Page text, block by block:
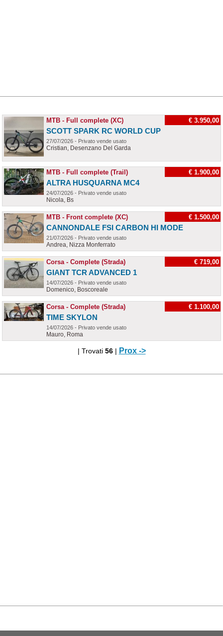
MTB - Full complete (XC) € 3.950,00
SCOTT SPARK RC WORLD CUP
27/07/2026 - Privato vende usato
Cristian, Desenzano Del Garda
MTB - Full complete (Trail) € 1.900,00
ALTRA HUSQUARNA MC4
24/07/2026 - Privato vende usato
Nicola, Bs
MTB - Front complete (XC) € 1.500,00
CANNONDALE FSI CARBON HI MODE
21/07/2026 - Privato vende usato
Andrea, Nizza Monferrato
Corsa - Complete (Strada) € 719,00
GIANT TCR ADVANCED 1
14/07/2026 - Privato vende usato
Domenico, Boscoreale
Corsa - Complete (Strada) € 1.100,00
TIME SKYLON
14/07/2026 - Privato vende usato
Mauro, Roma
| Trovati 56| Prox ->